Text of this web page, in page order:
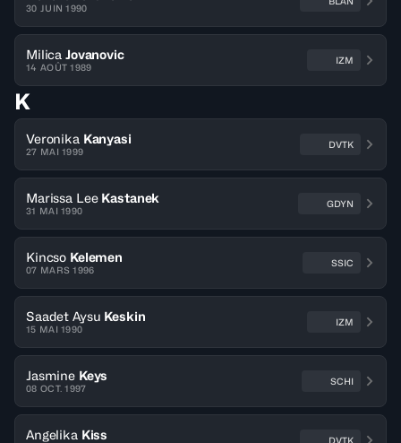
30 JUIN 1990
Milica Jovanovic
14 AOÛT 1989
IZM
K
Veronika Kanyasi
27 MAI 1999
DVTK
Marissa Lee Kastanek
31 MAI 1990
GDYN
Kincso Kelemen
07 MARS 1996
SSIC
Saadet Aysu Keskin
15 MAI 1990
IZM
Jasmine Keys
08 OCT. 1997
SCHI
Angelika Kiss DVTK